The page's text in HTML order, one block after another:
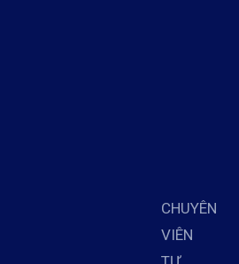
CHUYÊN
VIÊN